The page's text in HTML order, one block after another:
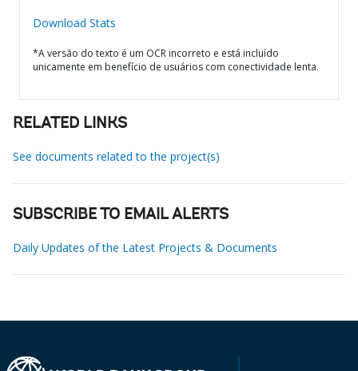
Download Stats
*A versão do texto é um OCR incorreto e está incluído
unicamente em benefício de usuários com conectividade lenta.
RELATED LINKS
See documents related to the project(s)
SUBSCRIBE TO EMAIL ALERTS
Daily Updates of the Latest Projects & Documents